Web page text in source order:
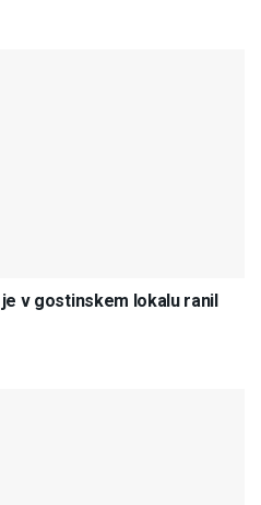
v gostinskem lokalu ranil